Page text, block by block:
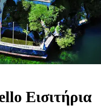
Εισιτήρια